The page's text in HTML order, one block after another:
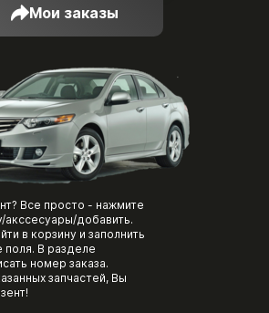
Мои заказы
Все просто - нажмите
акссесуары/добавить.
в корзину и заполнить
В разделе
номер заказа.
запчастей, Вы